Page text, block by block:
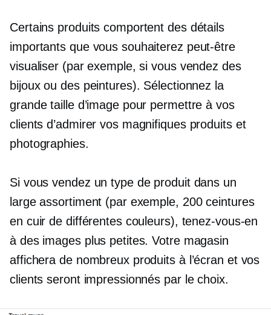
Certains produits comportent des détails
importants que vous souhaiterez peut-être
visualiser (par exemple, si vous vendez des
bijoux ou des peintures). Sélectionnez la
grande taille d’image pour permettre à vos
clients d’admirer vos magnifiques produits et
photographies.
Si vous vendez un type de produit dans un
large assortiment (par exemple, 200 ceintures
en cuir de différentes couleurs), tenez-vous-en
à des images plus petites. Votre magasin
affichera de nombreux produits à l’écran et vos
clients seront impressionnés par le choix.